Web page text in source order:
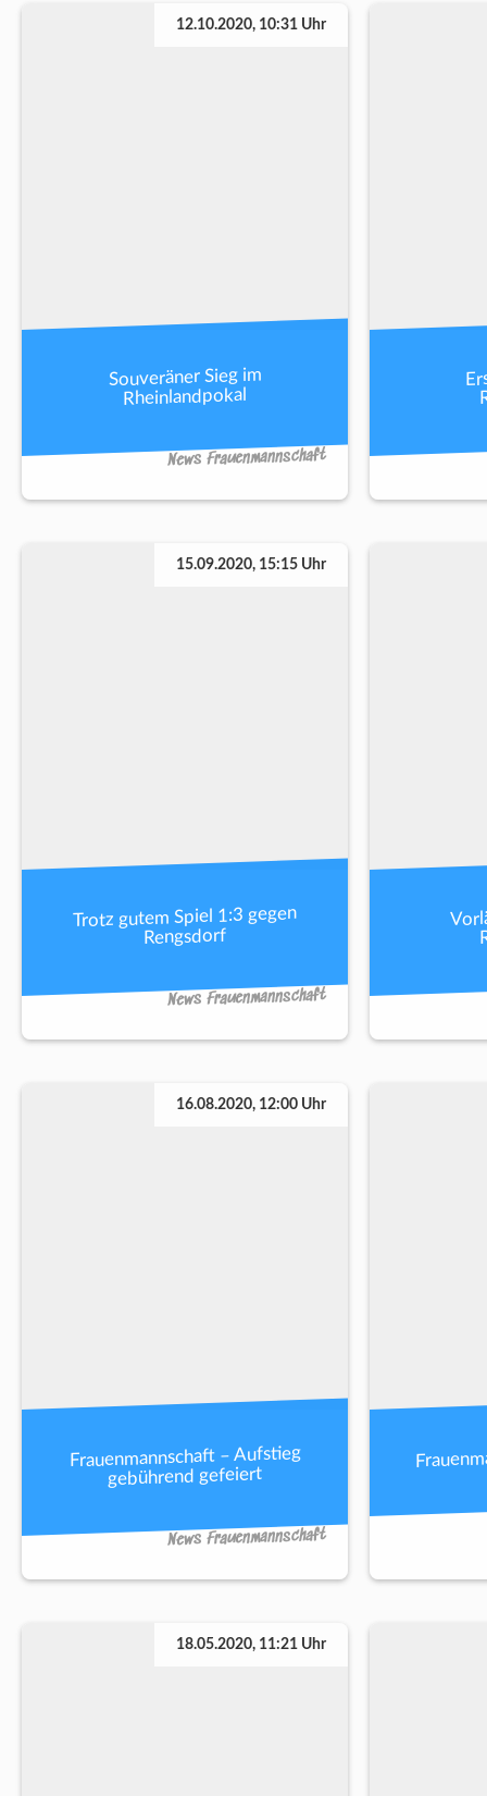
12.10.2020, 10:31 Uhr
Souveräner Sieg im
Rheinlandpokal
News Frauenmannschaft
15.09.2020, 15:15 Uhr
Trotz gutem Spiel 1:3 gegen
Rengsdorf
News Frauenmannschaft
16.08.2020, 12:00 Uhr
Frauenmannschaft – Aufstieg
gebührend gefeiert
News Frauenmannschaft
18.05.2020, 11:21 Uhr